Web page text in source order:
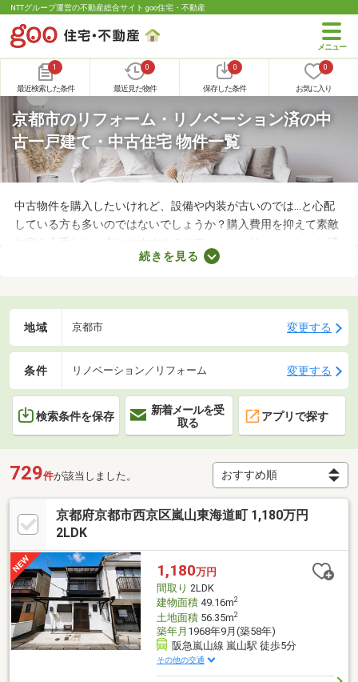
NTTグループ運営の不動産総合サイト goo住宅・不動産
1
最近検索した条件
0
最近見た物件
0
保存した条件
0
お気に入り
京都市のリフォーム・リノベーション済の中
古一戸建て・中古住宅 物件一覧
中古物件を購入したいけれど、設備や内装が古いのでは…と心配
している方も多いのではないでしょうか？購入費用を抑えて素敵
な家を入手したい方におすすめのリフォーム・リノベーション済
みの中古一軒家を紹介します。築年数が古くても新しい設備が整
快適に暮らせますよ。
続きを見る
地域 京都市 変更する
条件 リノベーション／リフォーム 変更する
検索条件を保存
新着メールを受
取る
アプリで探す
729件が該当しました。
京都府京都市西京区嵐山東海道町 1,180万円
2LDK
1,180万円
間取り 2LDK
建物面積49.16m2
土地面積56.35m2
築年月 1968年9月(築58年)
阪急嵐山線 嵐山駅 徒歩5分
その他の交通